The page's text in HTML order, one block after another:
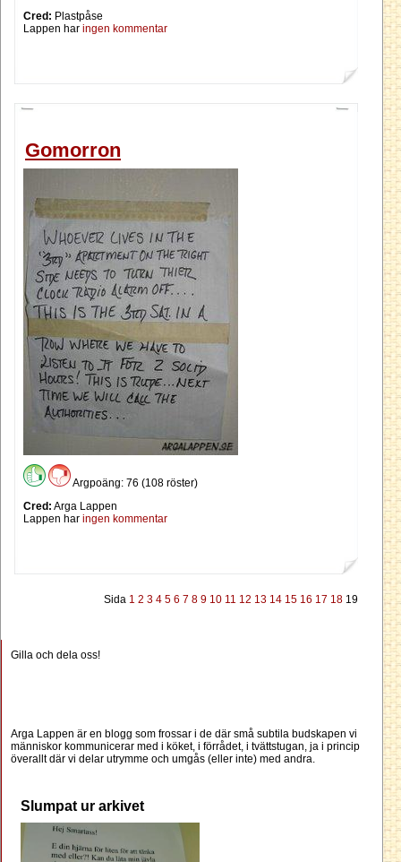
Cred: Plastpåse
Lappen har ingen kommentar
Gomorron
Argpoäng: 76 (108 röster)
Cred: Arga Lappen
Lappen har ingen kommentar
Sida 1 2 3 4 5 6 7 8 9 10 11 12 13 14 15 16 17 18 19
Gilla och dela oss!
Arga Lappen är en blogg som frossar i de där små subtila budskapen vi
människor kommunicerar med i köket, i förrådet, i tvättstugan, ja i princip
överallt där vi delar utrymme och umgås (eller inte) med andra.
Slumpat ur arkivet